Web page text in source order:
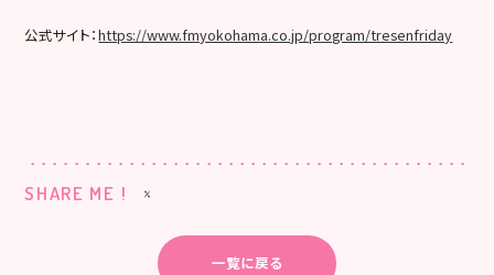
公式サイト：https://www.fmyokohama.co.jp/program/tresenfriday
SHARE ME !
一覧に戻る